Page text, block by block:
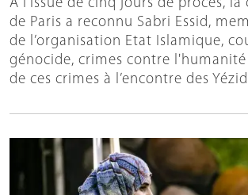
A l'issue de cinq jours de procès, la
de Paris a reconnu Sabri Essid,
de l’organisation Etat Islamique,
génocide, crimes contre
de ces crimes à l’encontre des